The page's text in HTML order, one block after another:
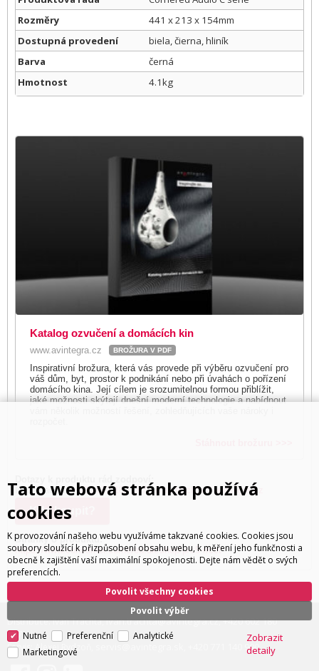
Rozměry
441 x 213 x 154mm
Dostupná provedení
biela, čierna, hliník
Barva
černá
Hmotnost
4.1kg
Katalog ozvučení a domácích kin
www.avintegra.cz BROŽURA V PDF
Inspirativní brožura, která vás provede při výběru ozvučení pro
váš dům, byt, prostor k podnikání nebo při úvahách o pořízení
domácího kina. Její cílem je srozumitelnou formou přiblížit,
jaké možnosti skýtají dnešní moderní technologie a nabídnout
Ivan Trachta,+420 602 180 597, ivan.trachta@avintegra.cz
Kde koupit?
Stránky o produktu:
https://www.consumer.cornered.dk/shop/p/c5-rrcct
Distribuce: Ivan Trachta,ivan.trachta@avintegra.cz,+420 602 180
597
Servis: Alexej Rydzoň, +420 771 140 900
Tato webová stránka používá
cookies
K provozování našeho webu využíváme takzvané cookies. Cookies jsou
soubory sloužící k přizpůsobení obsahu webu, k měření jeho funkčnosti a
obecně k zajištění vaší maximální spokojenosti. Dejte nám vědět o svých
preferencích.
Povolit výběr
Povolit všechny cookies
Nutné Preferenční
Analytické
Marketingové
Zobrazit
detaily